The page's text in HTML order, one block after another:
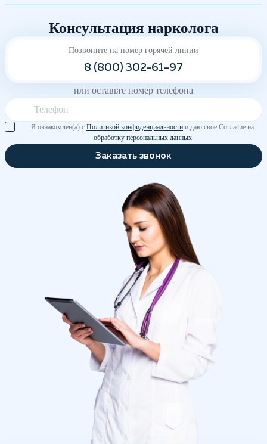
Консультация нарколога
Позвоните на номер горячей линии
8 (800) 302-61-97
или оставьте номер телефона
Я ознакомлен(а) с Политикой конфиденциальности и даю свое Согласие на
обработку персональных данных
Заказать звонок